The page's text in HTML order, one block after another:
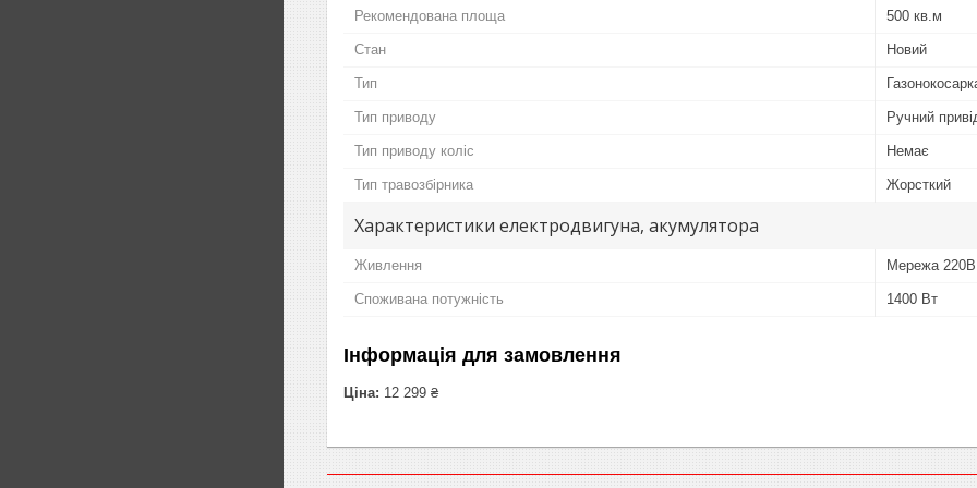
Рекомендована площа 500 кв.м
Стан Новий
Тип
Тип приводу Ручний
Тип приводу коліс Немає
Тип травозбірника Жорсткий
Характеристики електродвигуна, акумулятора
Живлення Мережа 220В
Споживана потужність 1400 Вт
Інформація для замовлення
Ціна: 12 299 ₴